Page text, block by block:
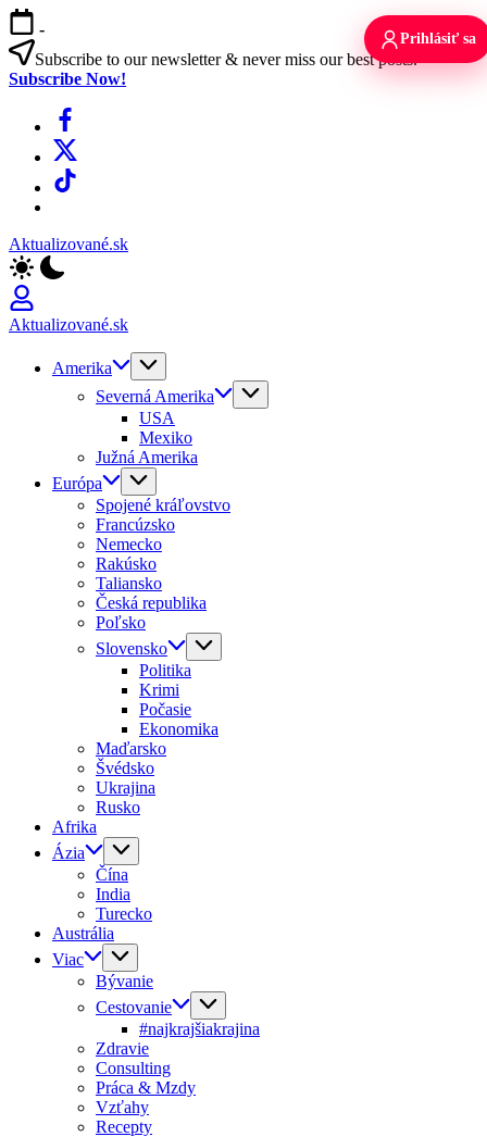
Skip
to
content
-
Subscribe to our newsletter & never miss our best posts.
Subscribe Now!
Facebook
X
TikTok
Aktualizované.sk
Aktualizované.sk
Amerika
Severná Amerika
USA
Mexiko
Južná Amerika
Európa
Spojené kráľovstvo
Francúzsko
Nemecko
Rakúsko
Taliansko
Česká republika
Poľsko
Slovensko
Politika
Krimi
Počasie
Ekonomika
Maďarsko
Švédsko
Ukrajina
Rusko
Afrika
Ázia
Čína
India
Turecko
Austrália
Viac
Bývanie
Cestovanie
#najkrajšiakrajina
Zdravie
Consulting
Práca & Mzdy
Vzťahy
Recepty
Prihlásiť sa